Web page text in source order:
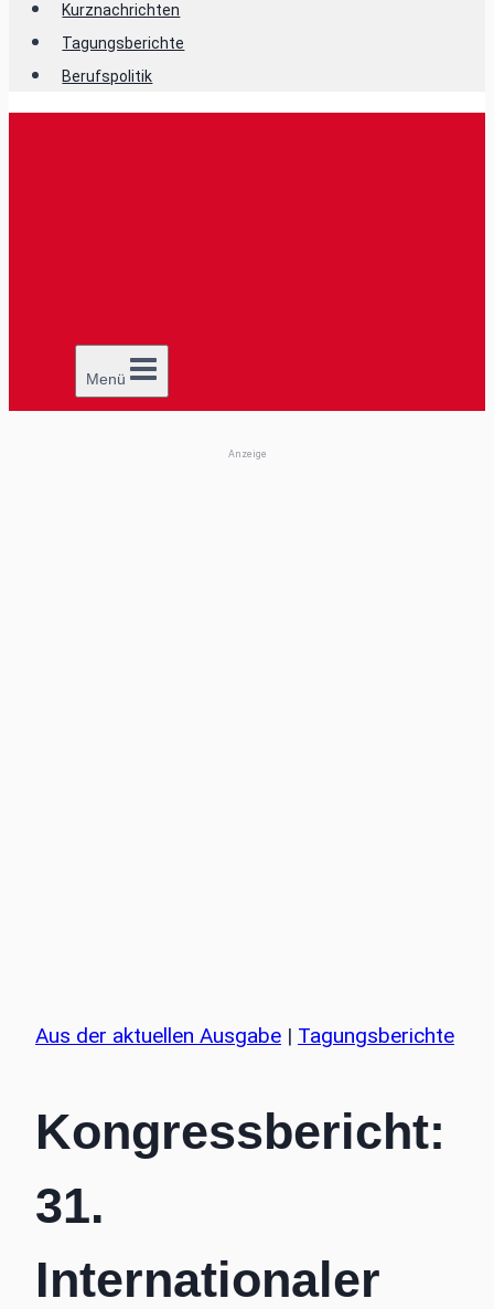
Kurznachrichten
Tagungsberichte
Berufspolitik
Menü
Anzeige
Aus der aktuellen Ausgabe | Tagungsberichte
Kongressbericht:
31.
Internationaler